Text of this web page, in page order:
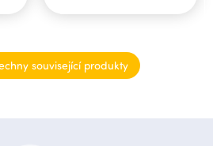
související produkty